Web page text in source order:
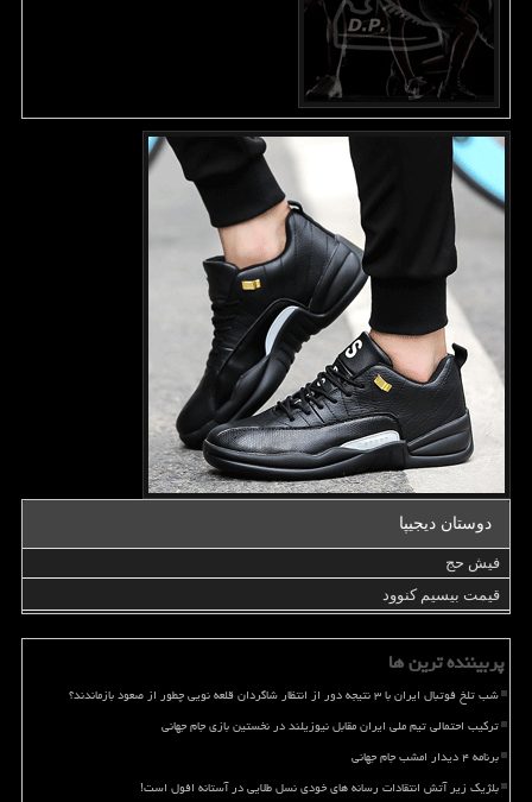
دوستان دیجیپا
فیش حج
قیمت بیسیم کنوود
پربیننده ترین ها
شب تلخ فوتبال ایران با ۳ نتیجه دور از انتظار شاگردان قلعه نویی چطور از صعود بازماندند؟
ترکیب احتمالی تیم ملی ایران مقابل نیوزیلند در نخستین بازی جام جهانی
برنامه ۴ دیدار امشب جام جهانی
بلژیک زیر آتش انتقادات رسانه های خودی نسل طلایی در آستانه افول است!